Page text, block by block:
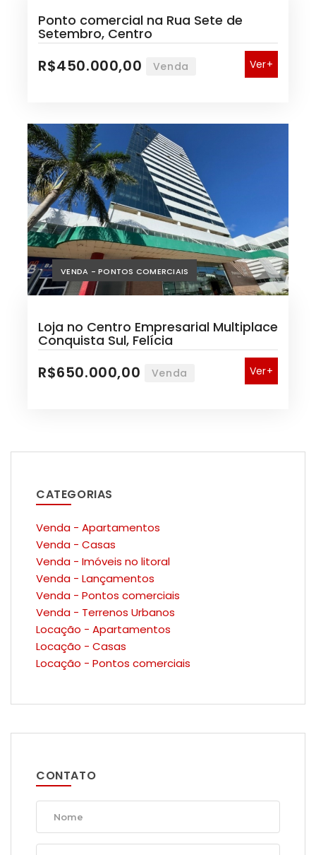
Ponto comercial na Rua Sete de
Setembro, Centro
R$450.000,00 Venda Ver+
VENDA - PONTOS COMERCIAIS
Loja no Centro Empresarial Multiplace
Conquista Sul, Felícia
R$650.000,00 Venda Ver+
CATEGORIAS
Venda - Apartamentos
Venda - Casas
Venda - Imóveis no litoral
Venda - Lançamentos
Venda - Pontos comerciais
Venda - Terrenos Urbanos
Locação - Apartamentos
Locação - Casas
Locação - Pontos comerciais
CONTATO